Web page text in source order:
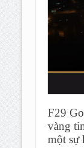
F29
vàng
một sự